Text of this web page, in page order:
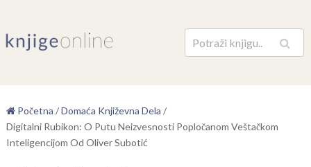
Pretraga
Početna /Domaća Književna Dela /
Digitalni Rubikon: O Putu Neizvesnosti Popločanom Veštačkom
Inteligencijom Od Oliver Subotić